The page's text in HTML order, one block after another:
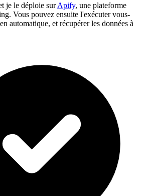
je le déploie surApify, une plateforme
Vous pouvez ensuite l'exécuter vous-
automatique, et récupérer les données à